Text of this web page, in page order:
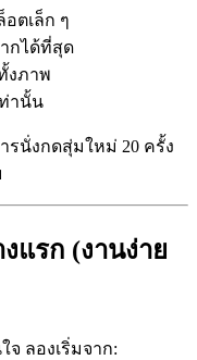
ตเล็ก ๆ
กได้ที่สุด
งภาพ
านั้น
รนั่งกดสุ่มใหม่ 20 ครั้ง
แรก (งานง่าย
จ ลองเริ่มจาก: